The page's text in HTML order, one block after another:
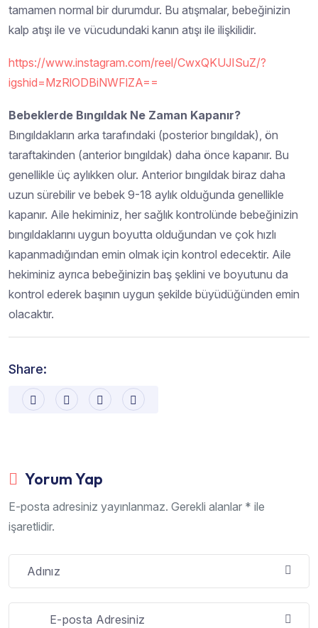
tamamen normal bir durumdur. Bu atışmalar, bebeğinizin
kalp atışı ile ve vücudundaki kanın atışı ile ilişkilidir.
https://www.instagram.com/reel/CwxQKUJISuZ/?
igshid=MzRlODBiNWFlZA==
Bebeklerde Bıngıldak Ne Zaman Kapanır?
Bıngıldakların arka tarafındaki (posterior bıngıldak), ön
taraftakinden (anterior bıngıldak) daha önce kapanır. Bu
genellikle üç aylıkken olur. Anterior bıngıldak biraz daha
uzun sürebilir ve bebek 9-18 aylık olduğunda genellikle
kapanır. Aile hekiminiz, her sağlık kontrolünde bebeğinizin
bıngıldaklarını uygun boyutta olduğundan ve çok hızlı
kapanmadığından emin olmak için kontrol edecektir. Aile
hekiminiz ayrıca bebeğinizin baş şeklini ve boyutunu da
kontrol ederek başının uygun şekilde büyüdüğünden emin
olacaktır.
Share:
Yorum Yap
E-posta adresiniz yayınlanmaz. Gerekli alanlar * ile
işaretlidir.